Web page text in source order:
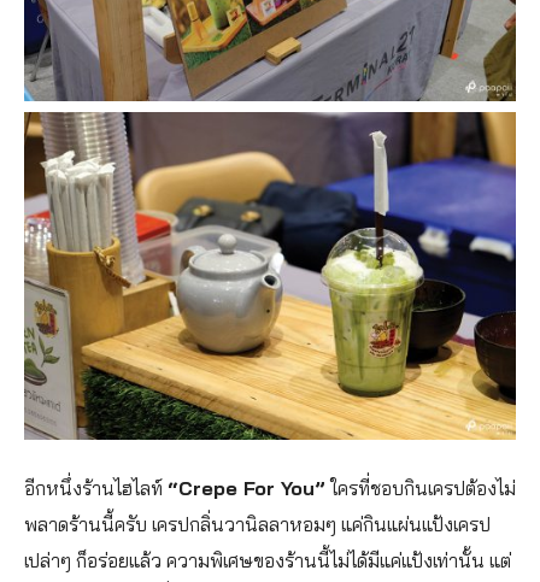
อีกหนึ่งร้านไฮไลท์ “Crepe For You” ใครที่ชอบกินเครปต้องไม่
พลาดร้านนี้ครับ เครปกลิ่นวานิลลาหอมๆ แค่กินแผ่นแป้งเครป
เปล่าๆ ก็อร่อยแล้ว ความพิเศษของร้านนี้ไม่ได้มีแค่แป้งเท่านั้น แต่